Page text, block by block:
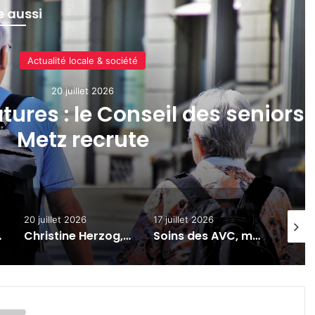
aussi
Christine Herzog,
sanctionnée
suspicions de
Christine Herzog, sénatrice de Moselle, sanctionnée pour harcèlement et suspicions de détournement de fonds
17 juillet 2026
Soins des AVC, mécénat, expo-vente : 7 actus de la semaine à Metz et en Moselle (17 juillet 2026)
10 juillet 2026